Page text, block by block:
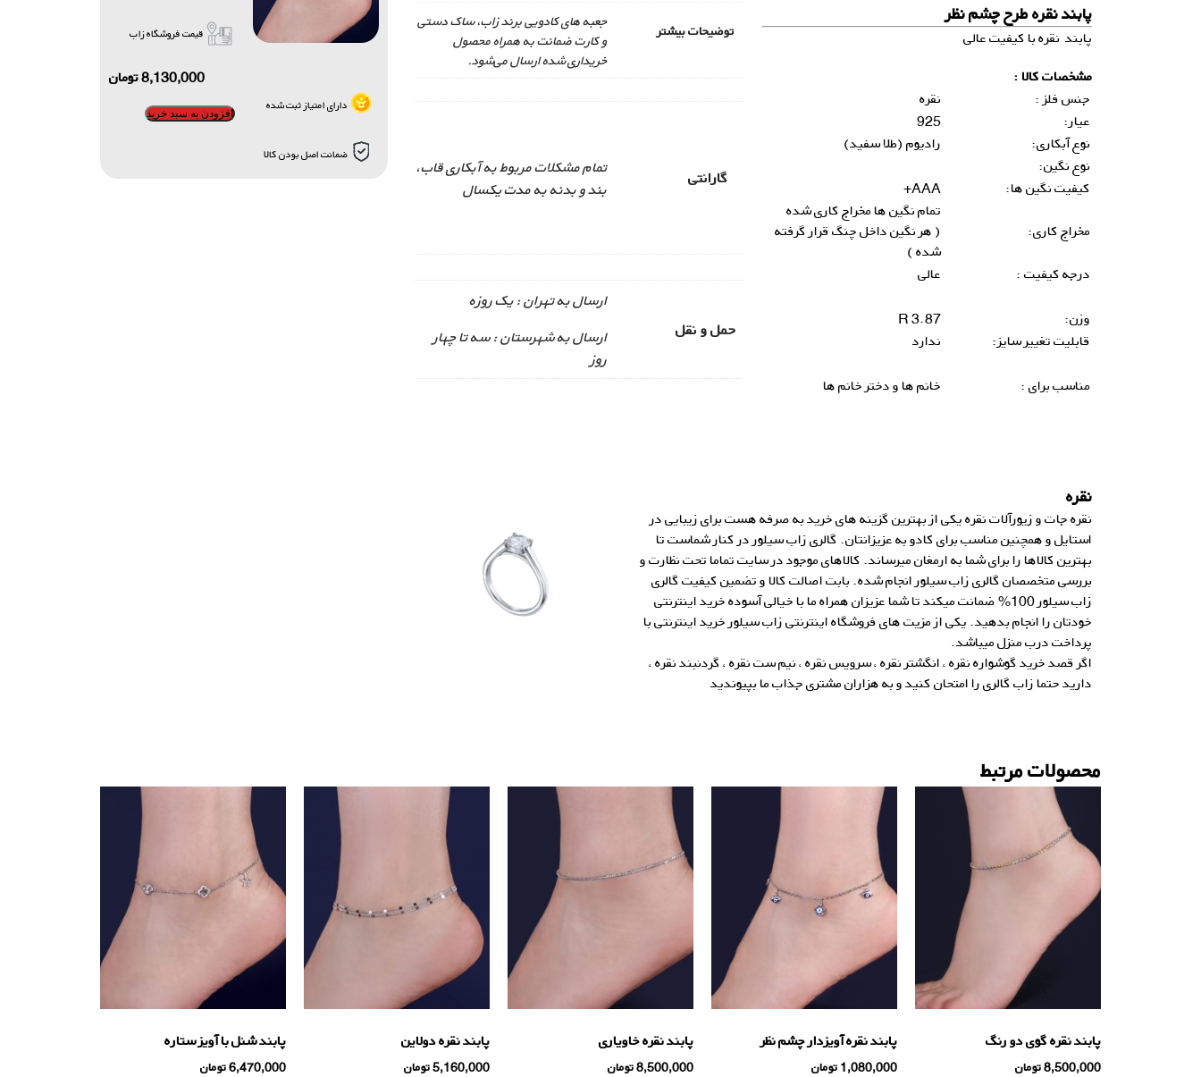
پابند نقره طرح چشم نظر
پابند نقره با کیفیت عالی
مشخصات کالا :
جنس فلز :
نقره
عیار:
925
نوع آبکاری:
رادیوم (طلا سفید)
نوع نگین:
کیفیت نگین ها:
AAA+
مخراج کاری:
تمام نگین ها مخراج کاری شده
( هر نگین داخل چنگ قرار گرفته
شده )
درجه کیفیت :
عالی
وزن:
3.87 R
قابلیت تغییر سایز:
ندارد
مناسب برای : خانم ها و دختر خانم ها
توضیحات بیشتر
جعبه های کادویی برند زاب، ساک دستی
و کارت ضمانت به همراه محصول
خریداری شده ارسال می‌شود.
گارانتی
تمام مشکلات مربوط به آبکاری قاب،
بند و بدنه به مدت یکسال
حمل و نقل
ارسال به تهران : یک روزه
ارسال به شهرستان : سه تا چهار
روز
نقره
نقره جات و زیورآلات نقره یکی از بهترین گزینه های خرید به صرفه هست برای زیبایی در
استایل و همچنین مناسب برای کادو به عزیزانتان. گالری زاب سیلور در کنار شماست تا
بهترین کالاها را برای شما به ارمغان میرساند. کالاهای موجود درسایتتماما تحت نظارت و
بررسی متخصصانگالری زاب سیلور انجام شده. بابت اصالت کالا و تضمین کیفیت گالری
زاب سیلور 100% ضمانت میکند تا شما عزیزان همراه ما با خیالی آسوده
خرید اینترنتی
خودتان را انجام بدهید. یکی از مزیت های فروشگاه اینترنتی زاب سیلور خرید اینترنتی با
پرداخت درب منزل میباشد.
اگر قصد خرید گوشواره نقره ، انگشتر نقره ، سرویس نقره ، نیم ست نقره ، گردنبند نقره ،
دارید حتمازاب گالریرا امتحان کنید و به هزاران مشتری جذاب ما بپیوندید
دارای امتیاز ثبت شده
ضمانت اصل بودن کالا
قیمت فروشگاه زاب
8,130,000تومان
افزودن به سبد خرید
محصولات مرتبط
پابند نقره گوی دو رنگ
8,500,000تومان
پابند نقره آویزدار چشم نظر
1,080,000 تومان
پابند نقره خاویاری
8,500,000تومان
پابند نقره دولاین
5,160,000تومان
پابند شنل با آویز ستاره
6,470,000تومان